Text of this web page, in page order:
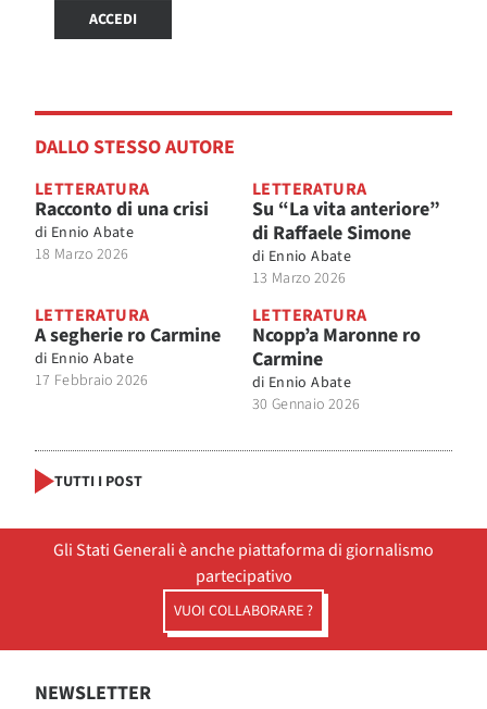
ACCEDI
DALLO STESSO AUTORE
LETTERATURA
Racconto di una crisi
di Ennio Abate
18 Marzo 2026
LETTERATURA
Su “La vita anteriore”
di Raffaele Simone
di Ennio Abate
13 Marzo 2026
LETTERATURA
A segherie ro Carmine
di Ennio Abate
17 Febbraio 2026
LETTERATURA
Ncopp’a Maronne ro
Carmine
di Ennio Abate
30 Gennaio 2026
TUTTI I POST
Gli Stati Generali è anche piattaforma di giornalismo
partecipativo
VUOI COLLABORARE ?
NEWSLETTER